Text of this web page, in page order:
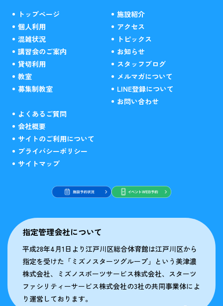
トップページ
個人利用
混雑状況
講習会のご案内
貸切利用
教室
募集制教室
施設紹介
アクセス
トピックス
お知らせ
スタッフブログ
メルマガについて
LINE登録について
お問い合わせ
よくあるご質問
会社概要
サイトのご利用について
プライバシーポリシー
サイトマップ
指定管理会社について
平成28年4月1日より江戸川区総合体育館は江戸川区から
指定を受けた「ミズノスターツグループ」という美津濃
株式会社、ミズノスポーツサービス株式会社、スターツ
ファシリティーサービス株式会社の3社の共同事業体によ
り運営しております。